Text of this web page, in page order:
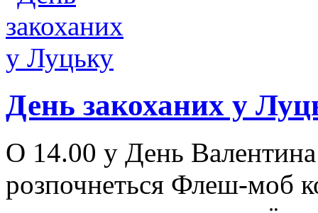
День закоханих у
О 14.00 у День
розпочнеться Флеш-моб